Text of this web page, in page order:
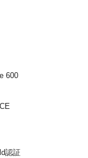
600
認証